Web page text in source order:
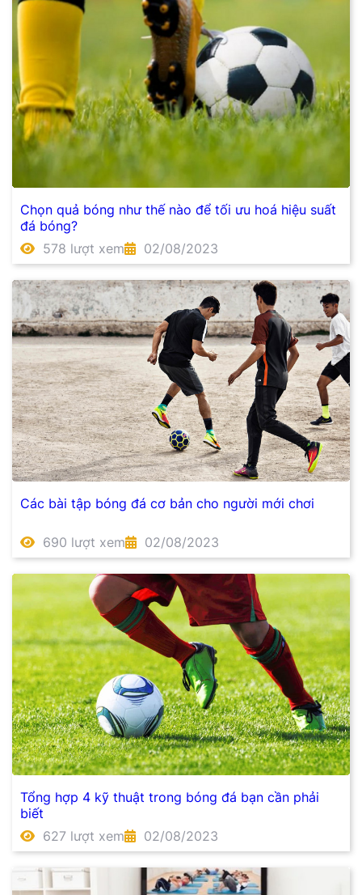
Chọn quả bóng như thế nào để tối ưu hoá hiệu suất
đá bóng?
578 lượt xem
02/08/2023
Các bài tập bóng đá cơ bản cho người mới chơi
690 lượt xem 02/08/2023
Tổng hợp 4 kỹ thuật trong bóng đá bạn cần phải
biết
627 lượt xem
02/08/2023